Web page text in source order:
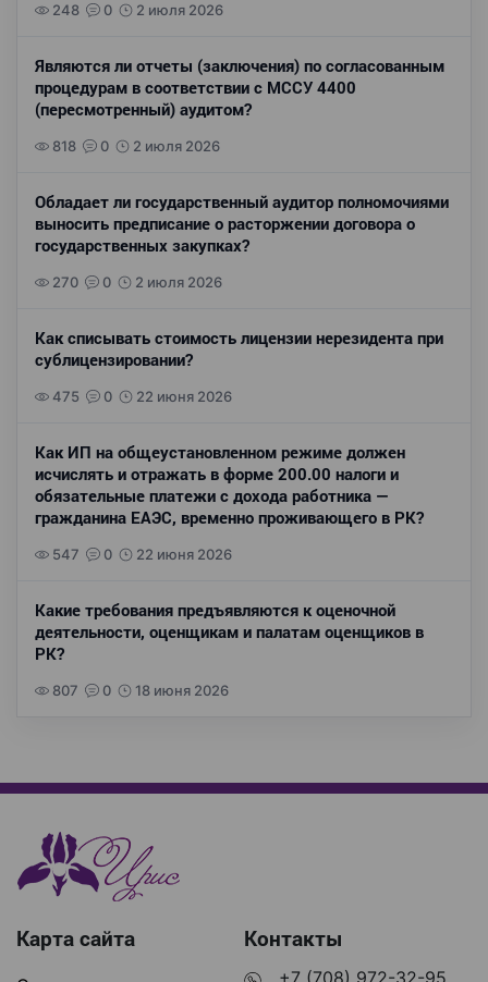
248 0 2 июля 2026
Являются ли отчеты (заключения) по согласованным
процедурам в соответствии с МССУ 4400
(пересмотренный) аудитом?
818 0 2 июля 2026
Обладает ли государственный аудитор полномочиями
выносить предписание о расторжении договора о
государственных закупках?
270 0 2 июля 2026
Как списывать стоимость лицензии нерезидента при
сублицензировании?
475 0 22 июня 2026
Как ИП на общеустановленном режиме должен
исчислять и отражать в форме 200.00 налоги и
обязательные платежи с дохода работника —
гражданина ЕАЭС, временно проживающего в РК?
547 0 22 июня 2026
Какие требования предъявляются к оценочной
деятельности, оценщикам и палатам оценщиков в
РК?
807 0 18 июня 2026
Карта сайта Контакты